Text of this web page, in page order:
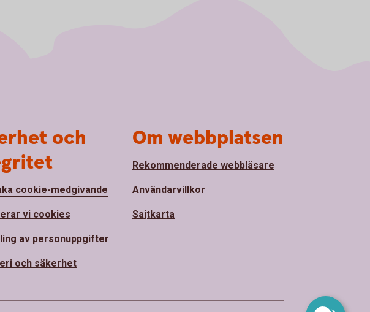
och
cookie-medgivande
vi cookies
av personuppgifter
och säkerhet
Om webbplatsen
Rekommenderade webbläsare
Användarvillkor
Sajtkarta